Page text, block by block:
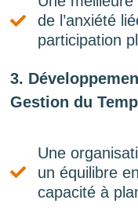
de l’anxiété
participation
3.
Gestion du
Une
un équilibre
capacité à